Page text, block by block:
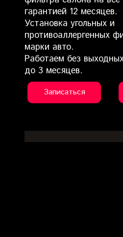
Записаться
гарантией 12 месяцев.
Установка угольных и
противоаллергенных
марки авто.
Работаем без
до 3 месяцев.